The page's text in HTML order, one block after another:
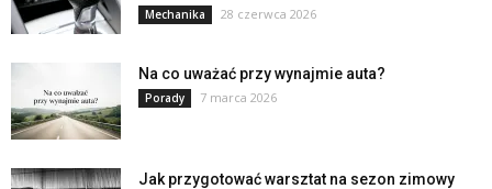
Mechanika 28 czerwca 2026
Na co uważać przy wynajmie auta?
Porady 7 marca 2026
Jak przygotować warsztat na sezon zimowy